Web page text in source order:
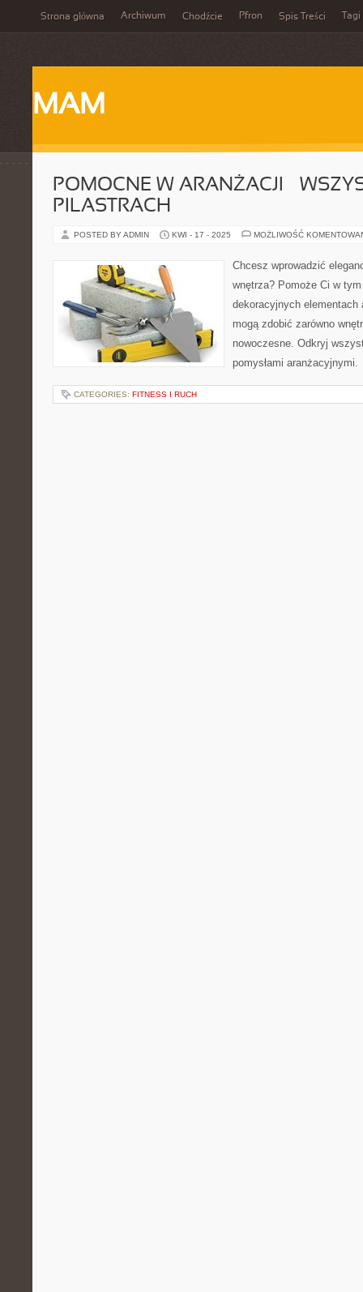
Strona główna Archiwum Chodźcie Pfron Spis Treści Tagi
MAM
POMOCNE W ARANŻACJI –
PILASTRACH
POSTED BY ADMIN KWI - 17 - 2025 MOŻLIWOŚĆ
Chcesz wprowadzić
wnętrza? Pomoże Ci w
dekoracyjnych
mogą zdobić zarówno
nowoczesne. Odkryj
pomysłami aranżacyjnymi.
CATEGORIES: FITNESS I RUCH